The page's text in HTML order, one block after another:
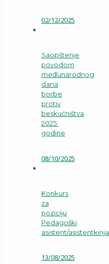
02/12/2025
Saopštenje
povodom
međunarodnog
dana
borbe
protiv
beskućništva
2025.
godine
08/10/2025
Konkurs
za
poziciju
Pedagoški
asistent/asistentkinja
13/08/2025